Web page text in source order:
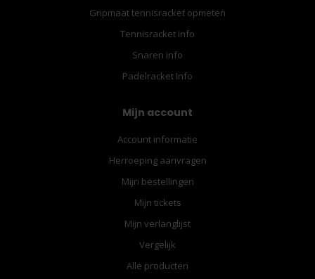
Gripmaat tennisracket opmeten
Tennisracket info
Snaren info
Padelracket Info
Mijn account
Account informatie
Herroeping aanvragen
Mijn bestellingen
Mijn tickets
Mijn verlanglijst
Vergelijk
Alle producten